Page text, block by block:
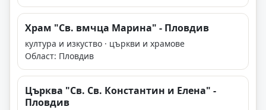
Храм "Св. вмчца Марина" - Пловдив
култура и изкуство · църкви и храмове
Област: Пловдив
Църква "Св. Св. Константин и Елена" -
Пловдив